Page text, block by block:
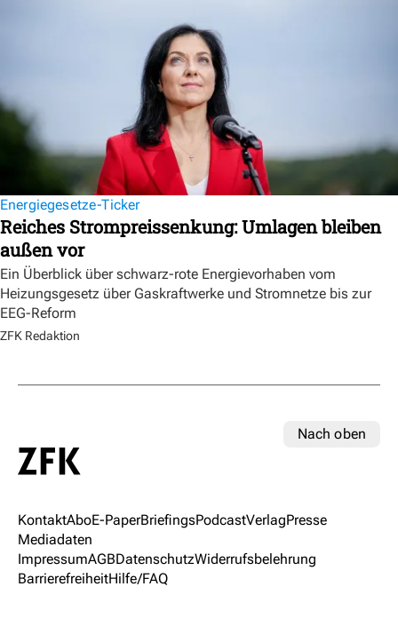
Energiegesetze-Ticker
Reiches Strompreissenkung: Umlagen bleiben
außen vor
Ein Überblick über schwarz-rote Energievorhaben vom
Heizungsgesetz über Gaskraftwerke und Stromnetze bis zur
EEG-Reform
ZFK Redaktion
Nach oben
KontaktAboE-PaperBriefingsPodcastVerlagPresse
Mediadaten
ImpressumAGBDatenschutzWiderrufsbelehrung
BarrierefreiheitHilfe/FAQ